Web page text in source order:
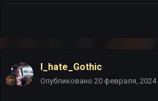
I_hate_Gothic
Опубликовано 20 февраля, 2024